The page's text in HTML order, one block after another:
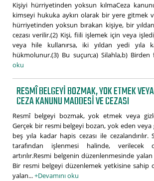
Kişiyi hürriyetinden yoksun kılmaCeza
kimseyi hukuka aykırı olarak bir yere gitmek
hürriyetinden yoksun bırakan kişiye, bir
cezası verilir.(2) Kişi, fiili işlemek için veya
veya hile kullanırsa, iki yıldan yedi yıla
hükmolunur.(3) Bu suçun;a) Silahla,b) Birden
oku
RESMÎ BELGEYI BOZMAK, YOK ETMEK
CEZA KANUNU MADDESI VE CEZASI
Resmî belgeyi bozmak, yok etmek veya
Gerçek bir resmi belgeyi bozan, yok eden veya
beş yıla kadar hapis cezası ile
tarafından işlenmesi halinde, verilecek
artırılır.Resmi belgenin düzenlenmesinde
Bir resmi belgeyi düzenlemek yetkisine sahip
yalan...+Devamını oku